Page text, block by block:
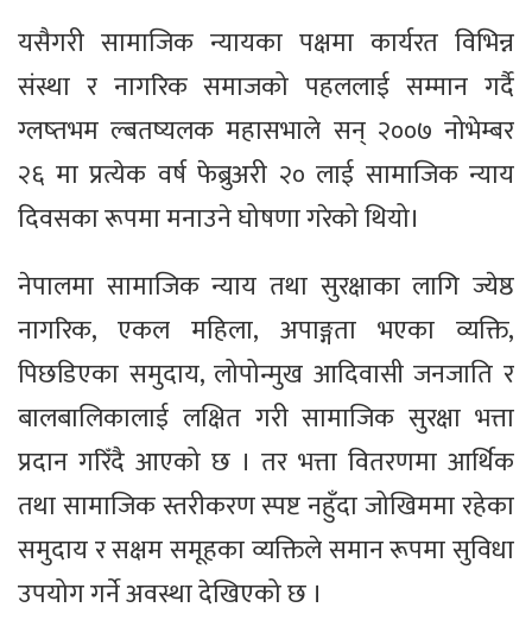
यसैगरी सामाजिक न्यायका पक्षमा कार्यरत विभिन्न
संस्था र नागरिक समाजको पहललाई सम्मान गर्दै
ग्लष्तभम ल्बतष्यलक महासभाले सन् २००७ नोभेम्बर
२६ मा प्रत्येक वर्ष फेब्रुअरी २० लाई सामाजिक न्याय
दिवसका रूपमा मनाउने घोषणा गरेको थियो।
नेपालमा सामाजिक न्याय तथा सुरक्षाका लागि ज्येष्ठ
नागरिक, एकल महिला, अपाङ्गता भएका व्यक्ति,
पिछडिएका समुदाय, लोपोन्मुख आदिवासी जनजाति र
बालबालिकालाई लक्षित गरी सामाजिक सुरक्षा भत्ता
प्रदान गरिँदै आएको छ । तर भत्ता वितरणमा आर्थिक
तथा सामाजिक स्तरीकरण स्पष्ट नहुँदा जोखिममा रहेका
समुदाय र सक्षम समूहका व्यक्तिले समान रूपमा सुविधा
उपयोग गर्ने अवस्था देखिएको छ ।